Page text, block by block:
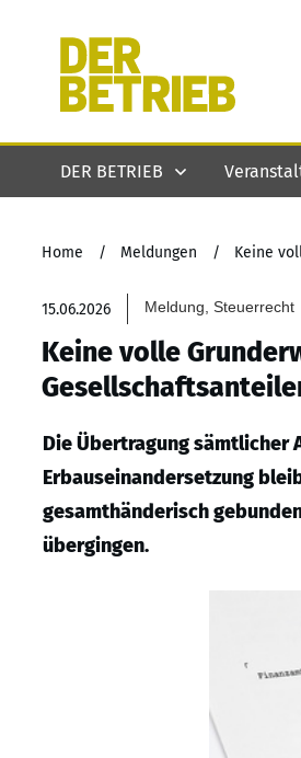
DER BETRIEB
Home / Meldungen / Keine
15.06.2026 Meldung, Steuerrecht
Keine volle
Die Übertragung sämtlicher
Erbauseinandersetzung
gesamthänderisch
übergingen.